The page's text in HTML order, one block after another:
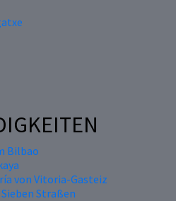
Bilbao
von Vitoria-Gasteiz
Straßen